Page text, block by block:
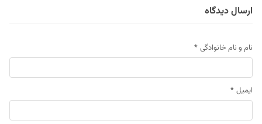
ارسال دیدگاه
نام و نام خانوادگی *
ایمیل *